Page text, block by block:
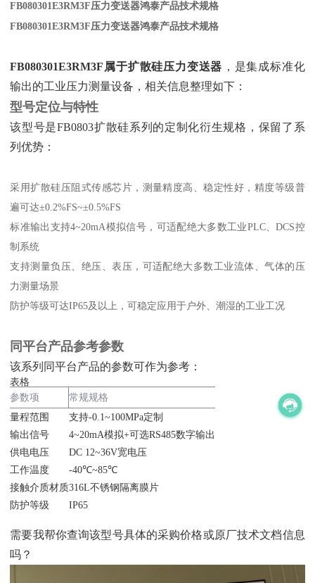
FB080301E3RM3F压力变送器鸿泰产品技术规格
FB080301E3RM3F压力变送器鸿泰产品技术规格
FB080301E3RM3F属于扩散硅压力变送器 ‌，是集成标准化
输出的工业压力测量设备，相关信息整理如下：
型号定位与特性
该型号是FB0803扩散硅系列的定制化衍生规格，保留了系
列优势：
采用扩散硅压阻式传感芯片，测量精度高、稳定性好，精度等级普
遍可达±0.2%FS~±0.5%FS
标准输出支持4~20mA模拟信号，可适配绝大多数工业PLC、DCS控
制系统
支持测量负压、绝压、表压，可适配绝大多数工业流体、气体的压
力测量场景
防护等级可达IP65及以上，可稳定应用于户外、潮湿的工业工况
同平台产品参考参数
该系列同平台产品的参数可作为参考：
表格
参数项
常规规格
量程范围
支持-0.1~100MPa定制
输出信号
4~20mA模拟+可选RS485数字输出
供电电压
DC 12~36V宽电压
工作温度
-40℃~85℃
接触介质材质316L不锈钢隔离膜片
防护等级
IP65
需要我帮你查询该型号具体的采购价格或原厂技术文档信息
吗？